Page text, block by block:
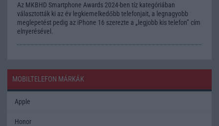
Az MKBHD Smartphone Awards 2024-ben tíz kategóriában
választották ki az év legkiemelkedőbb telefonjait, a legnagyobb
meglepetést pedig az iPhone 16 szerezte a „legjobb kis telefon” cím
elnyerésével.
MOBILTELEFON MÁRKÁK
Apple
Honor